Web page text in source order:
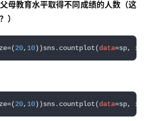
母教育水平取得不同成绩的人数（这
）
20, 10))sns.countplot(data=sp, x=
20, 10))sns.countplot(data=sp, x=